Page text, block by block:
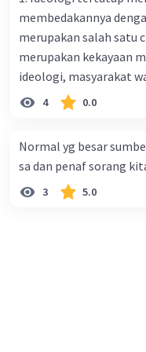
membedakannya
merupakan salah satu
merupakan kekayaan
ideologi, masyarakat
pengorbanan C. tidak
tanggung jawab
dapat diterima oleh
belakang budaya dan
ideologi terbuka dapat
4 0.0
Normal yg besar
sa dan penaf sorang
3 5.0